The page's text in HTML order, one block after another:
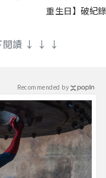
重生日】破紀
閱讀 ↓ ↓ ↓
Recommended by